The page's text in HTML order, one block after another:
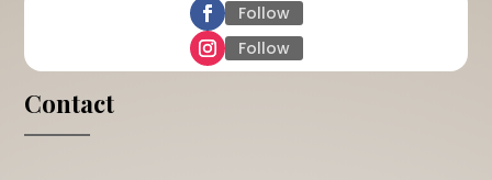
Follow
Follow
Contact